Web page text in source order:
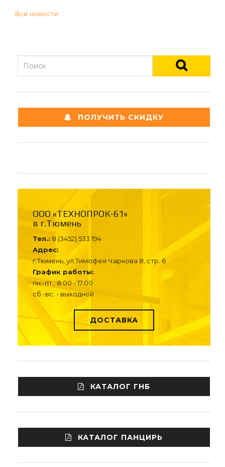
Все новости
ПОЛУЧИТЬ СКИДКУ
ООО «ТЕХНОПРОК-61»
в г.Тюмень
Тел.: 8 (3452) 533 194
Адрес:
г.Тюмень, ул.Тимофея Чаркова 8, стр. 6
График работы:
пн.-пт.: 8.00 - 17.00
сб.-вс. - выходной
ДОСТАВКА
КАТАЛОГ ГНБ
КАТАЛОГ ПАНЦИРЬ